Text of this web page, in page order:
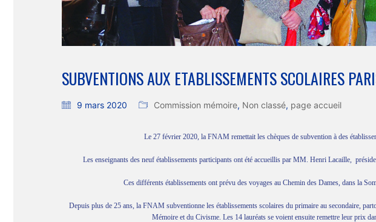
SUBVENTIONS AUX ETABLISSEMENTS SCOLAIRES
9 mars 2020 Commission mémoire, Non classé, page accueil
Le 27 février 2020, la FNAM remettait les chèques de subvention à des
Les enseignants des neuf établissements participants ont été accueillis par MM. Henri Lacaille,
Ces différents établissements ont prévu des voyages au Chemin des Dames, dans la
Depuis plus de 25 ans, la FNAM subventionne les établissements scolaires du primaire au secondaire,
Mémoire et du Civisme. Les 14 lauréats se voient ensuite remettre leur prix